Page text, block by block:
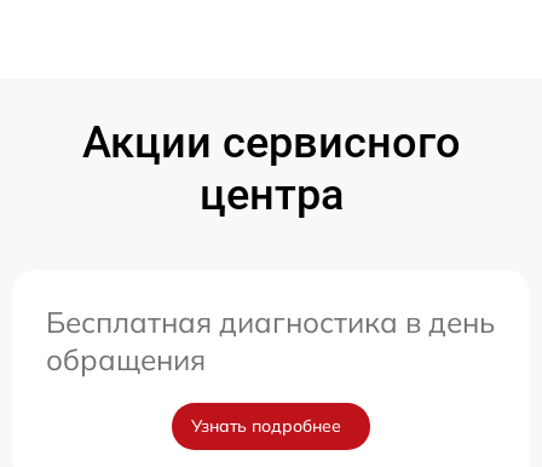
Акции сервисного
центра
Бесплатная диагностика в день
обращения
Узнать подробнее